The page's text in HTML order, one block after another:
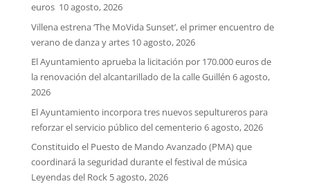
euros 10 agosto, 2026
Villena estrena ‘The MoVida Sunset’, el primer encuentro de
verano de danza y artes 10 agosto, 2026
El Ayuntamiento aprueba la licitación por 170.000 euros de
la renovación del alcantarillado de la calle Guillén 6 agosto,
2026
El Ayuntamiento incorpora tres nuevos sepultureros para
reforzar el servicio público del cementerio 6 agosto, 2026
Constituido el Puesto de Mando Avanzado (PMA) que
coordinará la seguridad durante el festival de música
Leyendas del Rock 5 agosto, 2026